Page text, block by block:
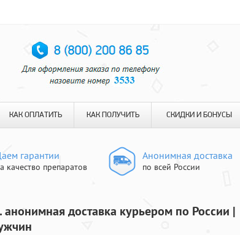
КАК ОПЛАТИТЬ КАК ПОЛУЧИТЬ СКИДКИ И БОНУСЫ
гарантии
качество препаратов
Анонимная доставка
по всей России
анонимная доставка курьером по России |